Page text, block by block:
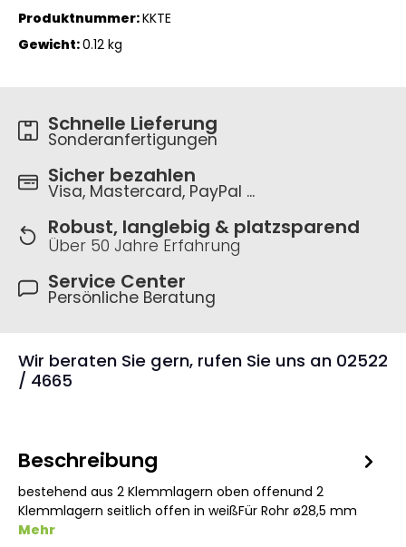
Produktnummer:KKTE
Gewicht:0.12 kg
Schnelle Lieferung
Sonderanfertigungen
Sicher bezahlen
Visa, Mastercard, PayPal ...
Robust, langlebig & platzsparend
Über 50 Jahre Erfahrung
Service Center
Persönliche Beratung
Wir beraten Sie gern, rufen Sie uns an 02522
/ 4665
Beschreibung
bestehend aus 2 Klemmlagern oben offenund 2
Klemmlagern seitlich offen in weißFür Rohr ø28,5 mm
Mehr